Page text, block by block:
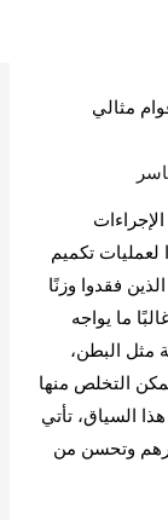
تكميم
فقدوا وزنًا
ما يواجه
مثل البطن،
التخلص منها
السياق، تأتي
وتحسن من